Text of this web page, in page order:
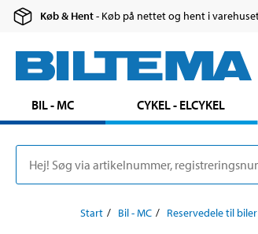
Køb & Hent- Køb på nettet og hent i
BIL - MC CYKEL - ELCYKEL
Start Bil - MC Reservedele til biler